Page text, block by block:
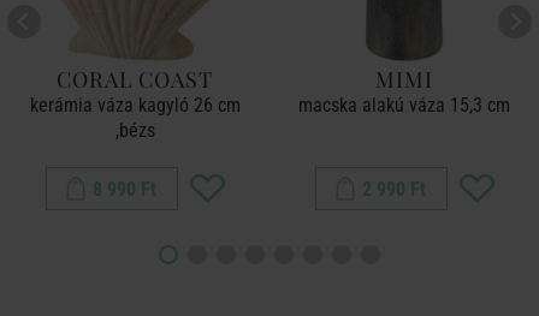
CORAL COAST
kerámia váza kagyló 26 cm
,bézs
8 990 Ft
MIMI
macska alakú váza 15,3 cm
2 990 Ft